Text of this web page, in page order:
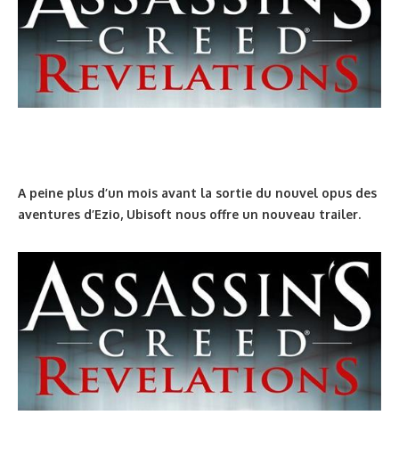
A peine plus d’un mois avant la sortie du nouvel opus des
aventures d’Ezio, Ubisoft nous offre un nouveau trailer.